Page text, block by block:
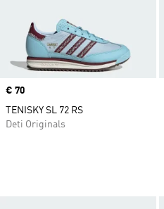
Price
€ 70
TENISKY SL 72 RS
Deti Originals